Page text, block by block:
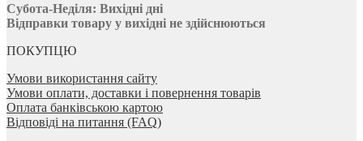
Субота-Неділя: Вихідні дні
Відправки товару у вихідні не здійснюються
ПОКУПЦЮ
Умови використання сайту
Умови оплати, доставки і повернення товарів
Оплата банківською картою
Відповіді на питання (FAQ)